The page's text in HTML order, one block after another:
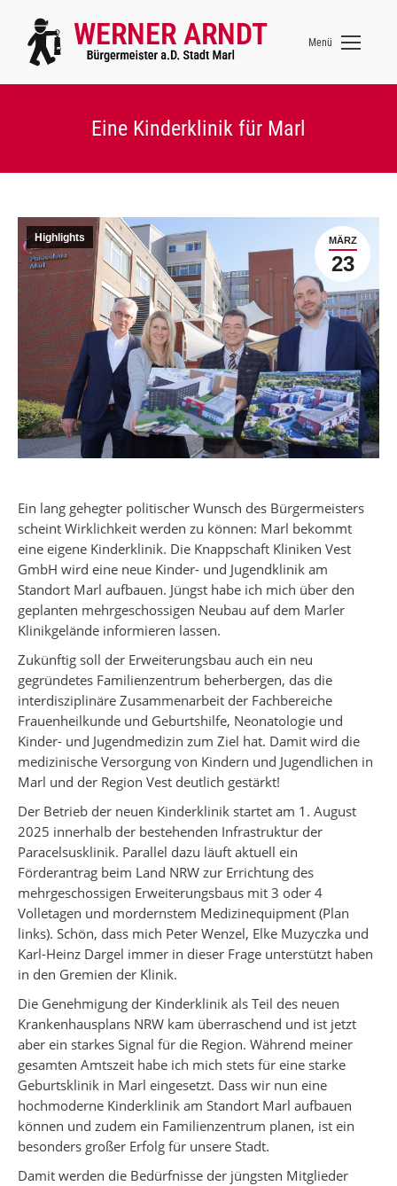
Menü
Eine Kinderklinik für Marl
MÄRZ
23
Highlights
Ein lang gehegter politischer Wunsch des Bürgermeisters
scheint Wirklichkeit werden zu können: Marl bekommt
eine eigene Kinderklinik. Die Knappschaft Kliniken Vest
GmbH wird eine neue Kinder- und Jugendklinik am
Standort Marl aufbauen. Jüngst habe ich mich über den
geplanten mehrgeschossigen Neubau auf dem Marler
Klinikgelände informieren lassen.
Zukünftig soll der Erweiterungsbau auch ein neu
gegründetes Familienzentrum beherbergen, das die
interdisziplinäre Zusammenarbeit der Fachbereiche
Frauenheilkunde und Geburtshilfe, Neonatologie und
Kinder- und Jugendmedizin zum Ziel hat. Damit wird die
medizinische Versorgung von Kindern und Jugendlichen in
Marl und der Region Vest deutlich gestärkt!
Der Betrieb der neuen Kinderklinik startet am 1. August
2025 innerhalb der bestehenden Infrastruktur der
Paracelsusklinik. Parallel dazu läuft aktuell ein
Förderantrag beim Land NRW zur Errichtung des
mehrgeschossigen Erweiterungsbaus mit 3 oder 4
Volletagen und mordernstem Medizinequipment (Plan
links). Schön, dass mich Peter Wenzel, Elke Muzyczka und
Karl-Heinz Dargel immer in dieser Frage unterstützt haben
in den Gremien der Klinik.
Die Genehmigung der Kinderklinik als Teil des neuen
Krankenhausplans NRW kam überraschend und ist jetzt
aber ein starkes Signal für die Region. Während meiner
gesamten Amtszeit habe ich mich stets für eine starke
Geburtsklinik in Marl eingesetzt. Dass wir nun eine
hochmoderne Kinderklinik am Standort Marl aufbauen
können und zudem ein Familienzentrum planen, ist ein
besonders großer Erfolg für unsere Stadt.
Damit werden die Bedürfnisse der jüngsten Mitglieder